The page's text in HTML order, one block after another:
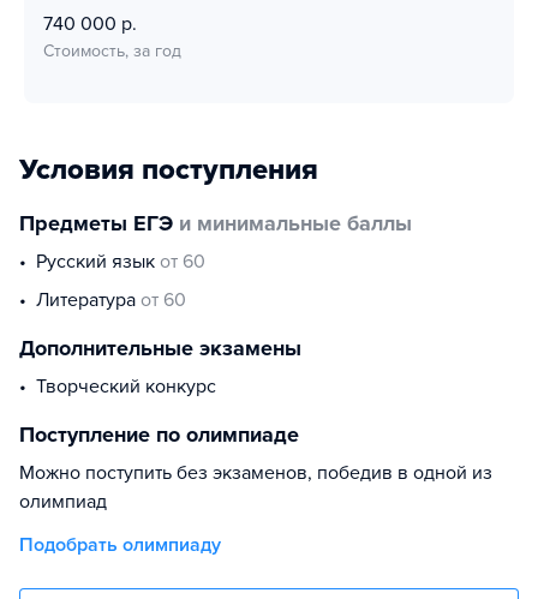
740 000 р.
Стоимость, за год
Условия поступления
Предметы ЕГЭ и минимальные баллы
русский язык от 60
литература от 60
Дополнительные экзамены
Творческий конкурс
Поступление по олимпиаде
Можно поступить без экзаменов, победив в одной из
олимпиад
Подобрать олимпиаду